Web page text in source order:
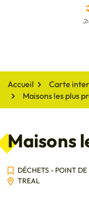
Accueil
Carte
Maisons les plus
Maisons
DÉCHETS - POINT
TREAL